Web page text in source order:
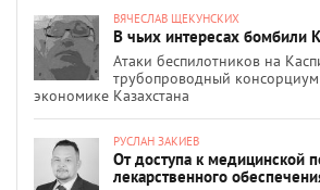
ВЯЧЕСЛАВ ЩЕКУНСКИХ
В чьих интересах бомбили
Атаки беспилотников на
трубопроводный
экономике Казахстана
РУСЛАН ЗАКИЕВ
От доступа к медицинской
лекарственного